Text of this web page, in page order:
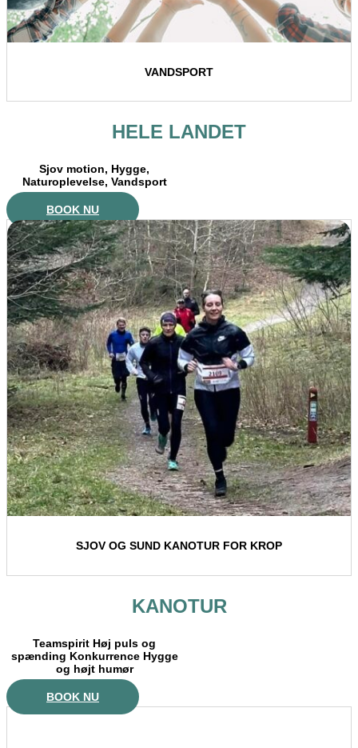
VANDSPORT
HELE LANDET
Sjov motion, Hygge,
Naturoplevelse, Vandsport
BOOK NU
SJOV OG SUND KANOTUR FOR KROP
KANOTUR
Teamspirit Høj puls og
spænding Konkurrence Hygge
og højt humør
BOOK NU